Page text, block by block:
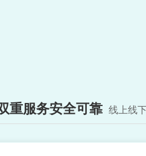
重服务安全可靠 线上线